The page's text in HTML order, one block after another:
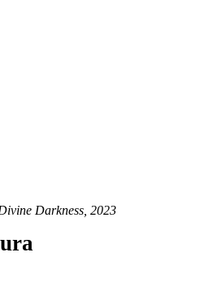
Darkness, 2023